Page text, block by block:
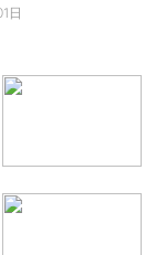
日